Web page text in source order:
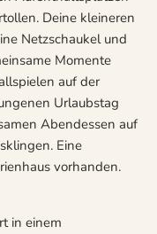
Deine kleineren
Netzschaukel und
Momente
auf der
Urlaubstag
Abendessen auf
Eine
vorhanden.
in einem